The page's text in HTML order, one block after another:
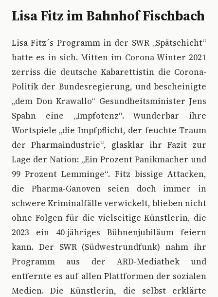
Lisa Fitz im Bahnhof Fischbach
Lisa Fitz´s Programm in der SWR „Spätschicht“
hatte es in sich. Mitten im Corona-Winter 2021
zerriss die deutsche Kabarettistin die Corona-
Politik der Bundesregierung, und bescheinigte
„dem Don Krawallo“ Gesundheitsminister Jens
Spahn eine „Impfotenz“. Wunderbar ihre
Wortspiele „die Impfpflicht, der feuchte Traum
der Pharmaindustrie“, glasklar ihr Fazit zur
Lage der Nation: „Ein Prozent Panikmacher und
99 Prozent Lemminge“. Fitz bissige Attacken,
die Pharma-Ganoven seien doch immer in
schwere Kriminalfälle verwickelt, blieben nicht
ohne Folgen für die vielseitige Künstlerin, die
2023 ein 40-jähriges Bühnenjubiläum feiern
kann. Der SWR (Südwestrundfunk) nahm ihr
Programm aus der ARD-Mediathek und
entfernte es auf allen Plattformen der sozialen
Medien. Die Künstlerin, die selbst erklärte